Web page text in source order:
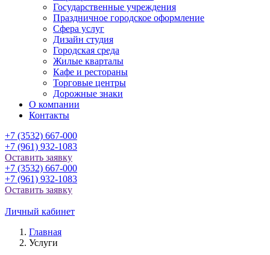
Государственные учреждения
Праздничное городское оформление
Сфера услуг
Дизайн студия
Городская среда
Жилые кварталы
Кафе и рестораны
Торговые центры
Дорожные знаки
О компании
Контакты
+7 (3532) 667-000
+7 (961) 932-1083
Оставить заявку
+7 (3532) 667-000
+7 (961) 932-1083
Оставить заявку
Личный кабинет
Главная
Услуги